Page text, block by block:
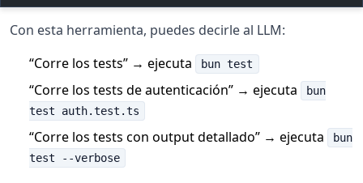
Con esta herramienta, puedes decirle al LLM:
“Corre los tests” → ejecuta
bun test
“Corre los tests de autenticación” → ejecuta
bun
test auth.test.ts
“Corre los tests con output detallado” → ejecuta
bun
test --verbose